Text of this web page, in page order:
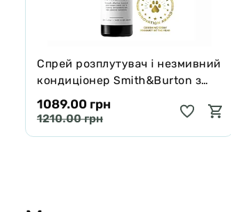
Спрей розплутувач і незмивний
кондиціонер Smith&Burton з
протеїнами шовку для шерсті
собак і котів 125 мл
1089.00 грн
1210.00 грн